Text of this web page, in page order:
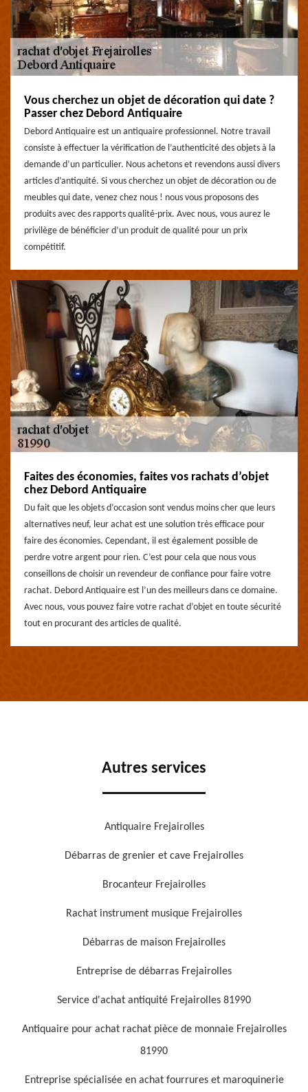
Vous cherchez un objet de décoration qui date ?
Passer chez Debord Antiquaire
Debord Antiquaire est un antiquaire professionnel. Notre travail
consiste à effectuer la vérification de l’authenticité des objets à la
demande d’un particulier. Nous achetons et revendons aussi divers
articles d’antiquité. Si vous cherchez un objet de décoration ou de
meubles qui date, venez chez nous ! nous vous proposons des
produits avec des rapports qualité-prix. Avec nous, vous aurez le
privilège de bénéficier d’un produit de qualité pour un prix
compétitif.
Faites des économies, faites vos rachats d’objet
chez Debord Antiquaire
Du fait que les objets d’occasion sont vendus moins cher que leurs
alternatives neuf, leur achat est une solution très efficace pour
faire des économies. Cependant, il est également possible de
perdre votre argent pour rien. C’est pour cela que nous vous
conseillons de choisir un revendeur de confiance pour faire votre
rachat. Debord Antiquaire est l’un des meilleurs dans ce domaine.
Avec nous, vous pouvez faire votre rachat d’objet en toute sécurité
tout en procurant des articles de qualité.
Autres services
Antiquaire Frejairolles
Débarras de grenier et cave Frejairolles
Brocanteur Frejairolles
Rachat instrument musique Frejairolles
Débarras de maison Frejairolles
Entreprise de débarras Frejairolles
Service d'achat antiquité Frejairolles 81990
Antiquaire pour achat rachat pièce de monnaie Frejairolles
81990
Entreprise spécialisée en achat fourrures et maroquinerie